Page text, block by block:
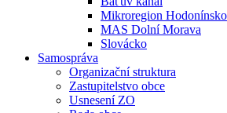
Mikroregion Hodonínsko
MAS Dolní Morava
Slovácko
Samospráva
Organizační struktura
Zastupitelstvo obce
Usnesení ZO